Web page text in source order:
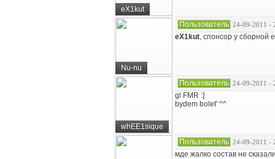
eX1kut
Nu-nu
Пользователь 24-09-2011 -
eX1kut, спонсор у сборной
whEE1sique
Пользователь 24-09-2011 -
gl FMR :]
bydem bolet' ^^
Пользователь 24-09-2011 -
мде жалко состав не